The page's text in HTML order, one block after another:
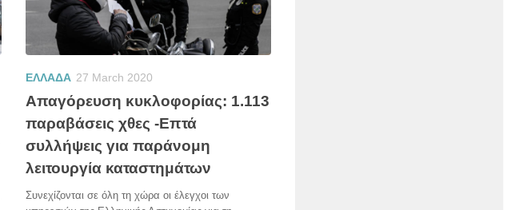
ΕΛΛΑΔΑ 27 March 2020
Απαγόρευση κυκλοφορίας: 1.113
παραβάσεις χθες -Επτά
συλλήψεις για παράνομη
λειτουργία καταστημάτων
Συνεχίζονται σε όλη τη χώρα οι έλεγχοι των